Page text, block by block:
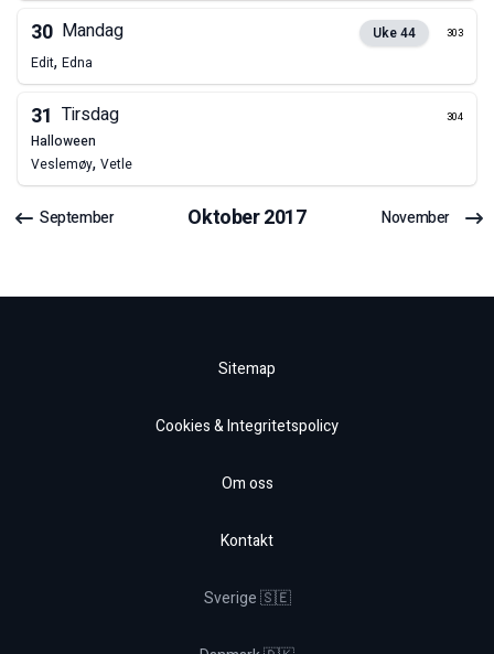
30 Mandag Uke44 303
Edit, Edna
31 Tirsdag 304
halloween
Veslemøy, Vetle
September Oktober2017 November
Sitemap
Cookies & Integritetspolicy
Om oss
Kontakt
Sverige 🇸🇪